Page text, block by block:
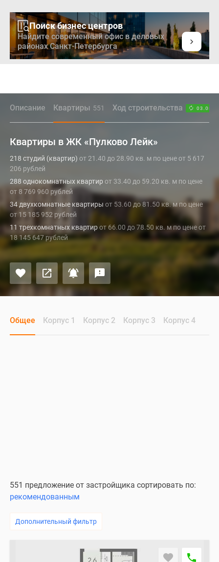
Поиск бизнес центров
Найдите современный офис в деловых
районах Санкт-Петербурга
Описание Квартиры 551 Ход строительства
Квартиры в ЖК «Пулково Лейк»
218 студий (квартир) от 21.40 до 28.90 кв. м по цене от 5 617
206 рублей
288 однокомнатных квартир от 33.40 до 59.20 кв. м по цене
от 8 769 960 рублей
34 двухкомнатные квартиры от 53.60 до 81.50 кв. м по цене
от 15 185 952 рублей
11 трехкомнатных квартирот 66.00 до 78.50 кв. м по цене от
18 145 647 рублей
Общее Корпус 1 Корпус 2 Корпус 3 Корпус 4
551 предложение от застройщика сортировать по:
рекомендованным
Дополнительный фильтр